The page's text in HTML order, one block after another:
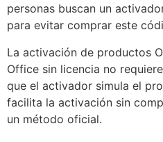
personas buscan un
para evitar comprar este
La activación de productos
Office sin licencia no
que el activador simula el
facilita la activación sin
un método oficial.